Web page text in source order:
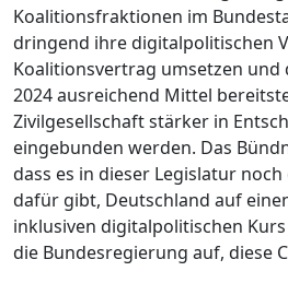
Koalitionsfraktionen im
dringend ihre digitalpolitischen
Koalitionsvertrag umsetzen
2024 ausreichend Mittel
Zivilgesellschaft stärker in
eingebunden werden. Das
dass es in dieser Legislatur
dafür gibt, Deutschland auf
inklusiven digitalpolitischen
die Bundesregierung auf, diese